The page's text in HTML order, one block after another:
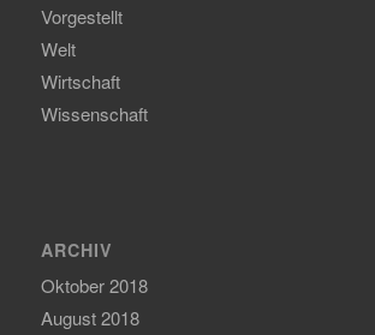
Vorgestellt
Welt
Wirtschaft
Wissenschaft
ARCHIV
Oktober 2018
August 2018